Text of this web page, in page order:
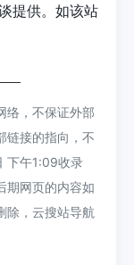
提供。如该站
络，不保证外部
链接的指向，不
下午1:09收录
期网页的内容如
除，云搜站导航